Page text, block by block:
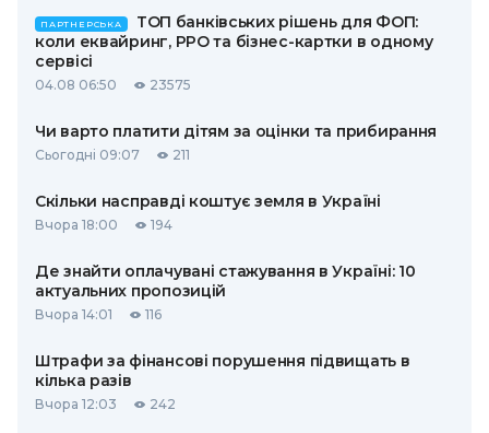
ПАРТНЕРСЬКА
ТОП банківських рішень для ФОП:
коли еквайринг, РРО та бізнес-картки в одному
сервісі
04.08 06:50 23575
Чи варто платити дітям за оцінки та прибирання
Сьогодні 09:07 211
Скільки насправді коштує земля в Україні
Вчора 18:00 194
Де знайти оплачувані стажування в Україні: 10
актуальних пропозицій
Вчора 14:01 116
Штрафи за фінансові порушення підвищать в
кілька разів
Вчора 12:03 242